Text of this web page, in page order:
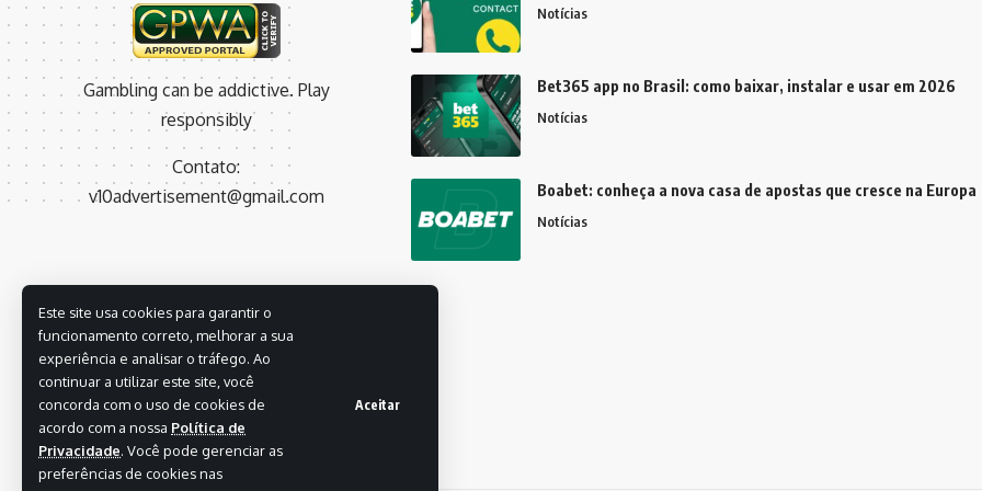
Este site usa cookies para garantir o
funcionamento correto, melhorar a sua
experiência e analisar o tráfego. Ao
continuar a utilizar este site, você
concorda com o uso de cookies de
acordo com a nossa Política de
Privacidade. Você pode gerenciar as
preferências de cookies nas
Aceitar
Gambling can be addictive. Play
responsibly
Contato:
v10advertisement@gmail.com
Notícias
Bet365 app no Brasil: como baixar, instalar e usar em 2026
Notícias
Boabet: conheça a nova casa de apostas que cresce na Europa
Notícias